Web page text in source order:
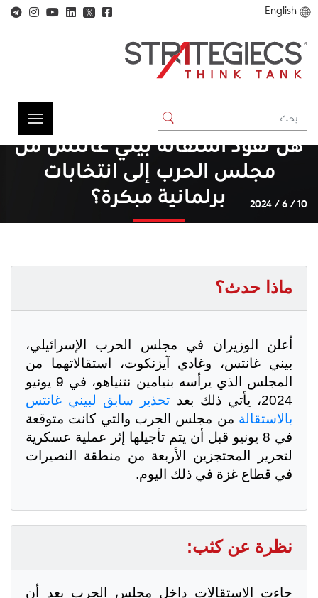
English
𝕏
هل تقود استقالة بيني غانتس من
مجلس الحرب إلى انتخابات
برلمانية مبكرة؟
10 / 6 / 2024
ماذا حدث؟
أعلن الوزيران في مجلس الحرب الإسرائيلي،
بيني غانتس، وغادي آيزنكوت، استقالاتهما من
المجلس الذي يرأسه بنيامين نتنياهو، في 9 يونيو
2024، يأتي ذلك بعد
تحذير سابق لبيني غانتس
بالاستقالة من مجلس الحرب والتي كانت متوقعة
في 8 يونيو قبل أن يتم تأجيلها إثر عملية عسكرية
لتحرير المحتجزين الأربعة من منطقة النصيرات
في قطاع غزة في ذلك اليوم.
نظرة عن كثب:
جاءت الاستقالات داخل مجلس الحرب بعد أن